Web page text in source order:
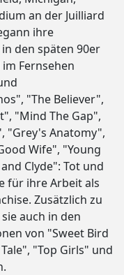
an der Juilliard
ihre
den späten 90er
Fernsehen
"The Believer",
"Mind The Gap",
"Grey's Anatomy",
Wife", "Young
Clyde": Tot und
für ihre Arbeit als
Zusätzlich zu
auch in den
von "Sweet Bird
"Top Girls" und